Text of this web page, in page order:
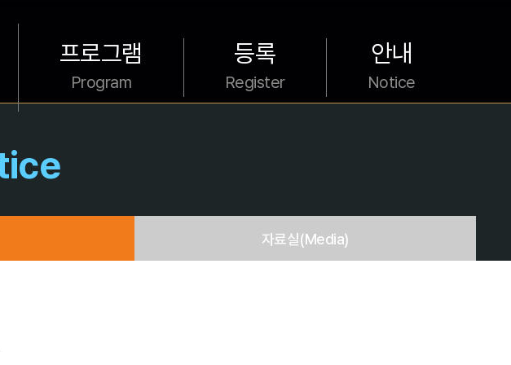
프로그램
Program
등록
Register
안내
Notice
자료실(Media)